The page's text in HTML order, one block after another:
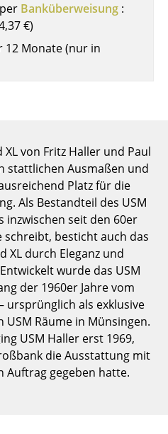
Banküberweisung :
€)
12 Monate (nur in
XL von Fritz Haller und Paul
stattlichen Ausmaßen und
Platz für die
Als Bestandteil des USM
inzwischen seit den 60er
schreibt, besticht auch das
XL durch Eleganz und
wurde das USM
der 1960er Jahre vom
ursprünglich als exklusive
Räume in Münsingen.
USM Haller erst 1969,
die Ausstattung mit
Auftrag gegeben hatte.